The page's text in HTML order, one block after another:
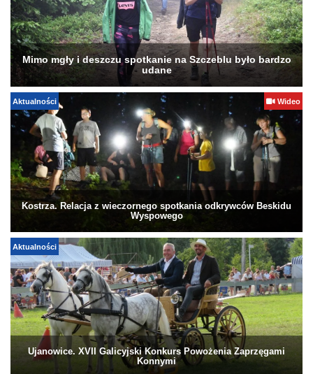
Mimo mgły i deszczu spotkanie na Szczeblu było bardzo
udane
Aktualności Wideo
Kostrza. Relacja z wieczornego spotkania odkrywców Beskidu
Wyspowego
Aktualności
Ujanowice. XVII Galicyjski Konkurs Powożenia Zaprzęgami
Konnymi